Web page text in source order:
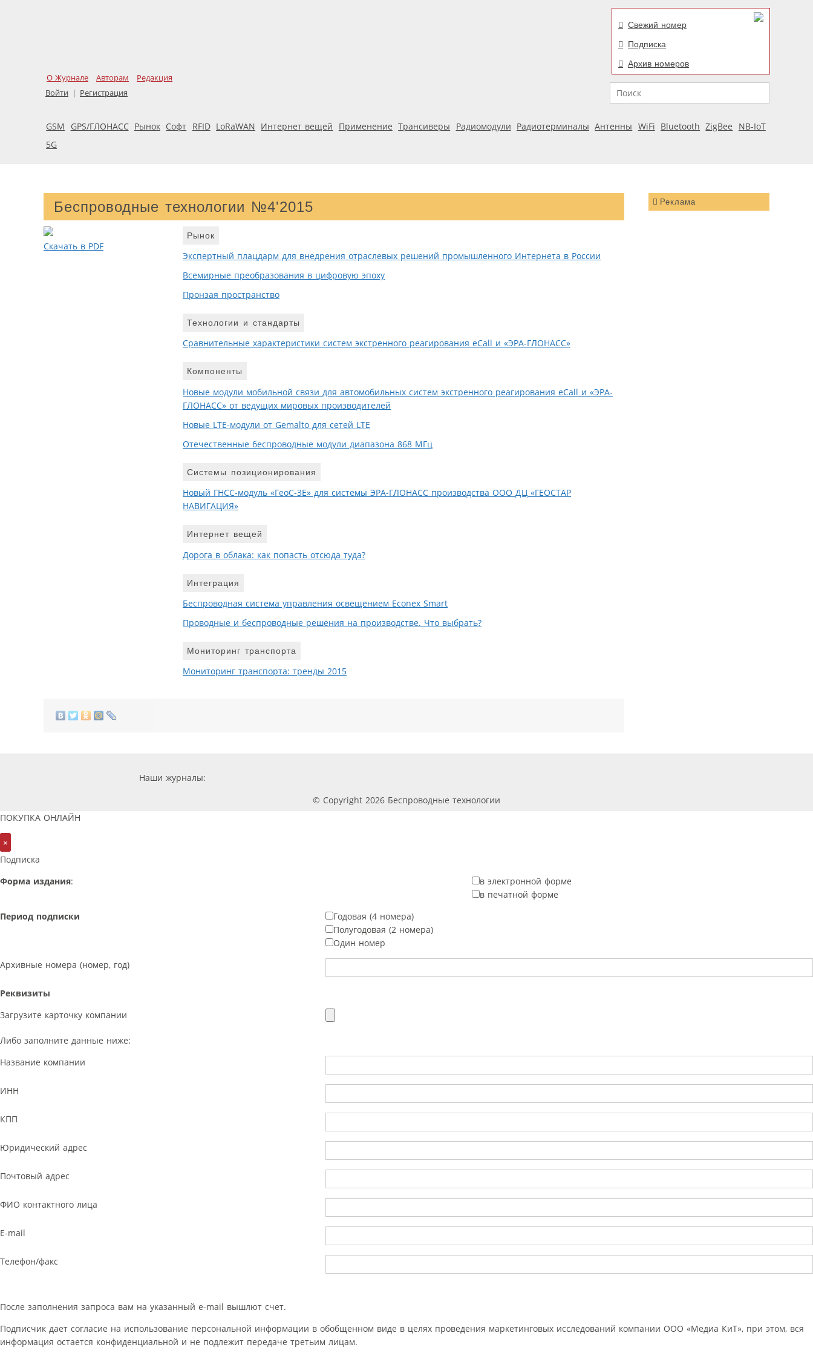
О Журнале Авторам
Редакция
Войти | Регистрация
Свежий номер
Подписка
Архив номеров
Поиск
GSM GPS/ГЛОНАСС Рынок Софт RFID LoRaWAN Интернет вещей Применение Трансиверы Радиомодули Радиотерминалы Антенны WiFi Bluetooth ZigBee
NB-IoT
5G
Реклама
Беспроводные технологии №4'2015
Скачать в PDF
Рынок
Экспертный плацдарм для внедрения отраслевых решений промышленного Интернета в России
Всемирные преобразования в цифровую эпоху
Пронзая пространство
Технологии и стандарты
Сравнительные характеристики систем экстренного реагирования eCall и «ЭРА-ГЛОНАСС»
Компоненты
Новые модули мобильной связи для автомобильных cистем экстренного реагирования eCall и «ЭРА-
ГЛОНАСС» от ведущих мировых производителей
Новые LTE-модули от Gemalto для сетей LTE
Отечественные беспроводные модули диапазона 868 МГц
Системы позиционирования
Новый ГНСС-модуль «ГеоС-3Е» для системы ЭРА-ГЛОНАСС производства ООО ДЦ «ГЕОСТАР
НАВИГАЦИЯ»
Интернет вещей
Дорога в облака: как попасть отсюда туда?
Интеграция
Беспроводная система управления освещением Econex Smart
Проводные и беспроводные решения на производстве. Что выбрать?
Мониторинг транспорта
Мониторинг транспорта: тренды 2015
Наши журналы:
© Copyright 2026 Беспроводные технологии
ПОКУПКА ОНЛАЙН
×
Подписка
Форма издания:
в электронной форме
в печатной форме
Период подписки
Годовая (4 номера)
Полугодовая (2 номера)
Один номер
Архивные номера (номер, год)
Реквизиты
Загрузите карточку компании
Либо заполните данные ниже:
Название компании
ИНН
КПП
Юридический адрес
Почтовый адрес
ФИО контактного лица
E-mail
Телефон/факс
После заполнения запроса вам на указанный e-mail вышлют счет.
Подписчик дает согласие на использование персональной информации в обобщенном виде в целях проведения маркетинговых исследований компании ООО «Медиа КиТ», при этом, вся
информация остается конфиденциальной и не подлежит передаче третьим лицам.